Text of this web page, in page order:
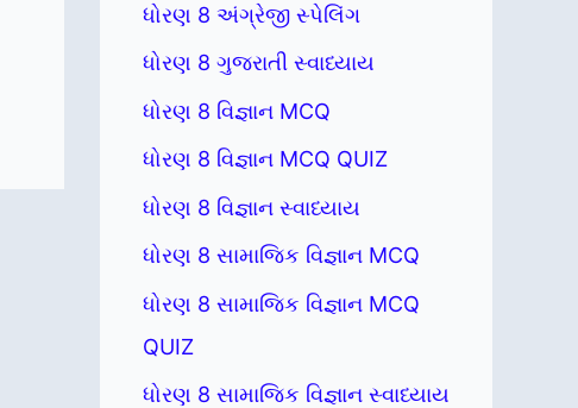
ધોરણ 8 અંગ્રેજી સ્પેલિંગ
ધોરણ 8 ગુજરાતી સ્વાધ્યાય
ધોરણ 8 વિજ્ઞાન MCQ
ધોરણ 8 વિજ્ઞાન MCQ QUIZ
ધોરણ 8 વિજ્ઞાન સ્વાધ્યાય
ધોરણ 8 સામાજિક વિજ્ઞાન MCQ
ધોરણ 8 સામાજિક વિજ્ઞાન MCQ
QUIZ
ધોરણ 8 સામાજિક વિજ્ઞાન સ્વાધ્યાય